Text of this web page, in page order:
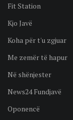
Fit Station
Kjo Javë
Koha për t'u zgjuar
Me zemër të hapur
Në shënjester
News24 Fundjavë
Oponencë